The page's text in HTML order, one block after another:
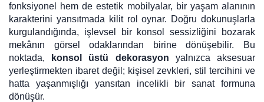
fonksiyonel hem de estetik mobilyalar, bir yaşam alanının
karakterini yansıtmada kilit rol oynar. Doğru dokunuşlarla
kurgulandığında, işlevsel bir konsol sessizliğini bozarak
mekânın görsel odaklarından birine dönüşebilir. Bu
noktada,
konsol üstü dekorasyon yalnızca aksesuar
yerleştirmekten ibaret değil; kişisel zevkleri, stil tercihini ve
hatta yaşanmışlığı yansıtan incelikli bir sanat formuna
dönüşür.